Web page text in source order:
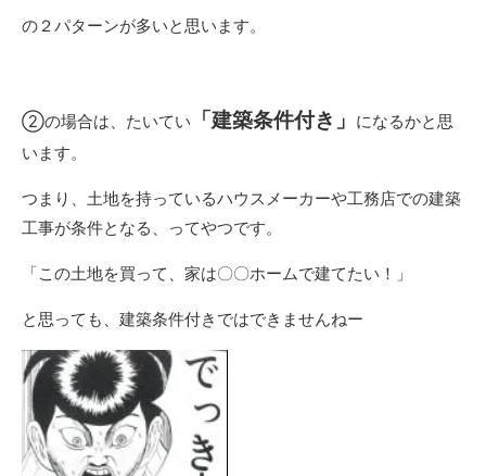
の２パターンが多いと思います。
②の場合は、たいてい 「建築条件付き」 になるかと思
います。
つまり、土地を持っているハウスメーカーや工務店での建築
工事が条件となる、ってやつです。
「この土地を買って、家は〇〇ホームで建てたい！」
と思っても、建築条件付きではできませんねー